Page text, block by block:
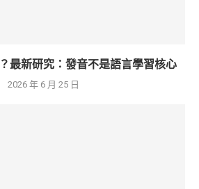
最新研究：發音不是語言學習核心
2026 年 6 月 25 日